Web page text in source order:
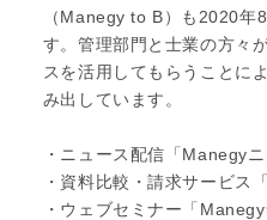
（Manegy to B）も2020年
す。管理部門と士業の方々
スを活用してもらうことに
み出しています。
・ニュース配信「Manegyニ
・資料比較・請求サービス
・ウェブセミナー「Manegy